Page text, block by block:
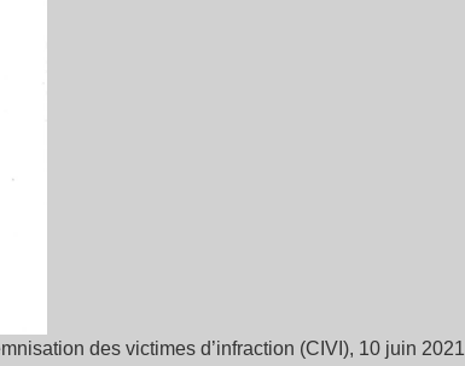
des victimes d’infraction (CIVI), 10 juin 2021